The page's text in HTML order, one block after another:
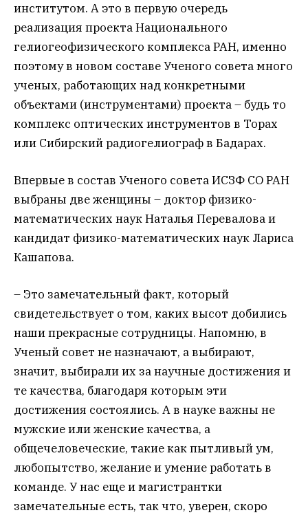
институтом. А это в первую очередь
реализация проекта Национального
гелиогеофизического комплекса РАН, именно
поэтому в новом составе Ученого совета много
ученых, работающих над конкретными
объектами (инструментами) проекта – будь то
комплекс оптических инструментов в Торах
или Сибирский радиогелиограф в Бадарах.
Впервые в состав Ученого совета ИСЗФ СО РАН
выбраны две женщины – доктор физико-
математических наук Наталья Перевалова и
кандидат физико-математических наук Лариса
Кашапова.
– Это замечательный факт, который
свидетельствует о том, каких высот добились
наши прекрасные сотрудницы. Напомню, в
Ученый совет не назначают, а выбирают,
значит, выбирали их за научные достижения и
те качества, благодаря которым эти
достижения состоялись. А в науке важны не
мужские или женские качества, а
общечеловеческие, такие как пытливый ум,
любопытство, желание и умение работать в
команде. У нас еще и магистрантки
замечательные есть, так что, уверен, скоро